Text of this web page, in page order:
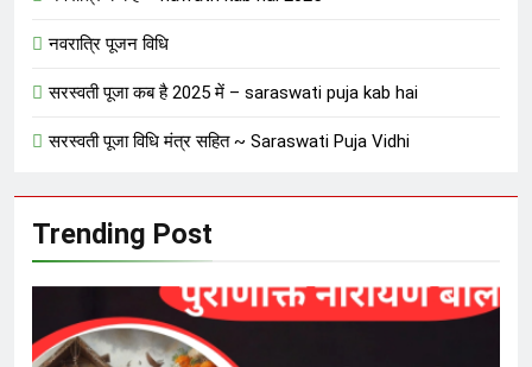
नवरात्रि पूजन विधि
सरस्वती पूजा कब है 2025 में – saraswati puja kab hai
सरस्वती पूजा विधि मंत्र सहित ~ Saraswati Puja Vidhi
Trending Post